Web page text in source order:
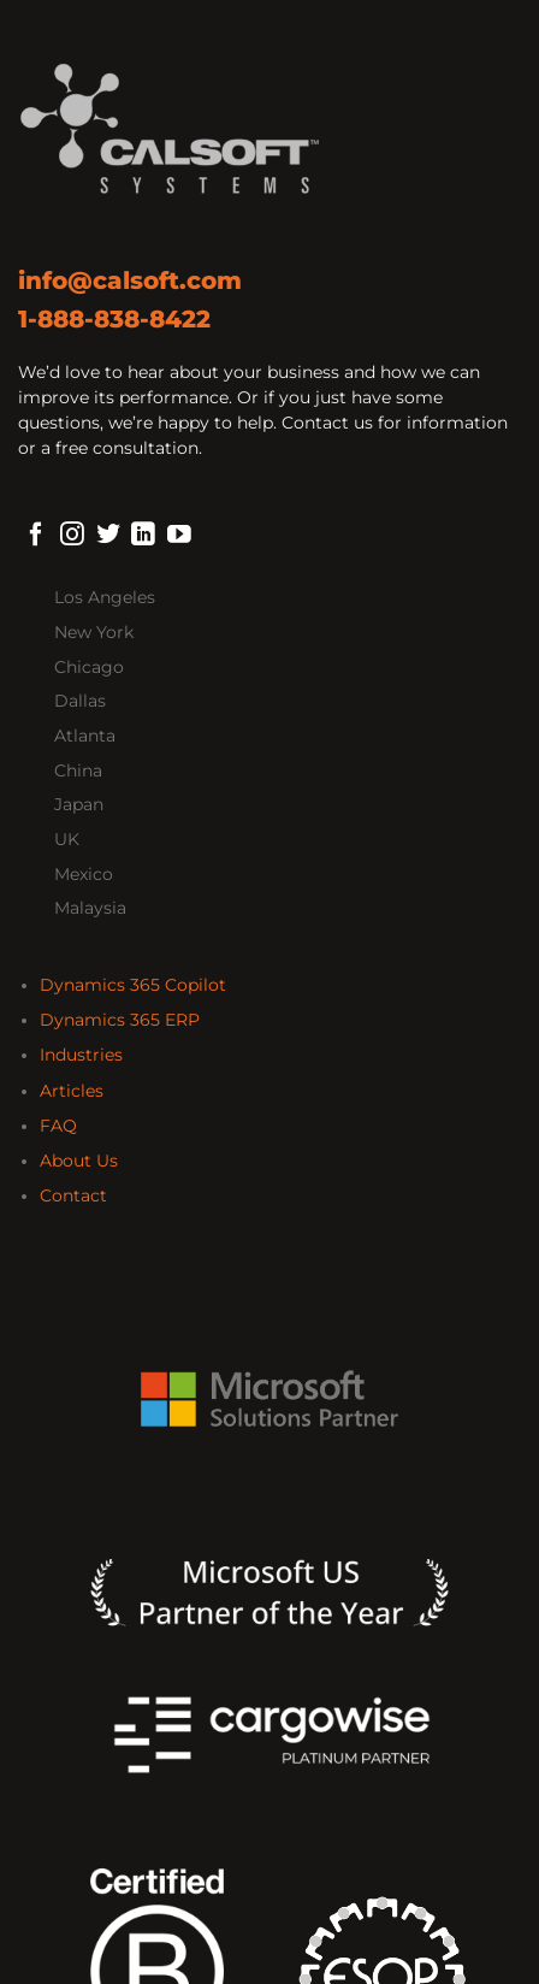
info@calsoft.com
1-888-838-8422
We’d love to hear about your business and how we can
improve its performance. Or if you just have some
questions, we’re happy to help. Contact us for information
or a free consultation.
Los Angeles
New York
Chicago
Dallas
Atlanta
China
Japan
UK
Mexico
Malaysia
Dynamics 365 Copilot
Dynamics 365 ERP
Industries
Articles
FAQ
About Us
Contact